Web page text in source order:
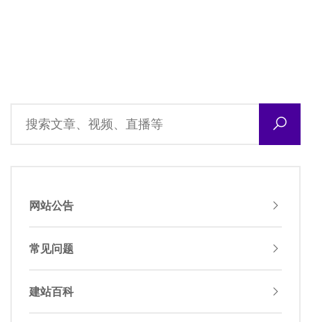
网站公告
常见问题
建站百科